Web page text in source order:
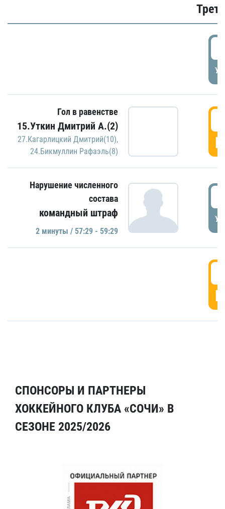
Гол в равенстве
15.Уткин Дмитрий А.(2)
27.Кагарлицкий Дмитрий(10),
24.Бикмуллин Рафаэль(8)
Нарушение численного
состава
командный штраф
2 минуты / 57:29 - 59:29
СПОНСОРЫ И ПАРТНЕРЫ
ХОККЕЙНОГО КЛУБА «СОЧИ» В
СЕЗОНЕ 2025/2026